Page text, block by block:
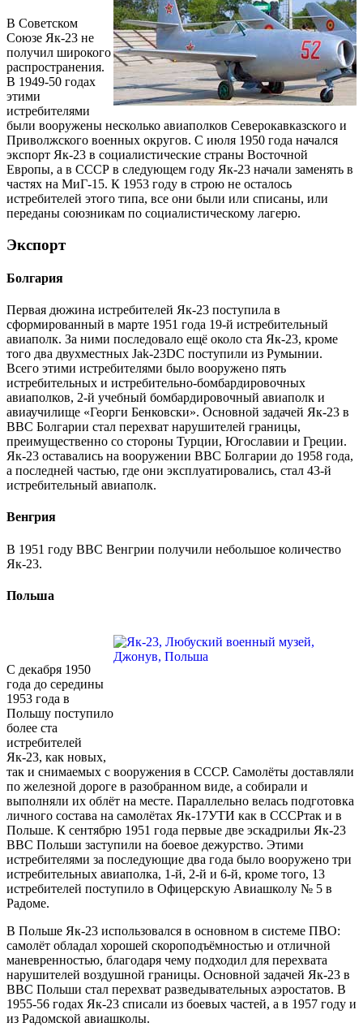
В Советском
Союзе Як-23 не
получил широкого
распространения.
В 1949-50 годах
этими
истребителями
были вооружены несколько авиаполков Северокавказского и
Приволжского военных округов. С июля 1950 года начался
экспорт Як-23 в социалистические страны Восточной
Европы, а в СССР в следующем году Як-23 начали заменять в
частях на МиГ-15. К 1953 году в строю не осталось
истребителей этого типа, все они были или списаны, или
переданы союзникам по социалистическому лагерю.
Экспорт
Болгария
Первая дюжина истребителей Як-23 поступила в
сформированный в марте 1951 года 19-й истребительный
авиаполк. За ними последовало ещё около ста Як-23, кроме
того два двухместных Jak-23DC поступили из Румынии.
Всего этими истребителями было вооружено пять
истребительных и истребительно-бомбардировочных
авиаполков, 2-й учебный бомбардировочный авиаполк и
авиаучилище «Георги Бенковски». Основной задачей Як-23 в
ВВС Болгарии стал перехват нарушителей границы,
преимущественно со стороны Турции, Югославии и Греции.
Як-23 оставались на вооружении ВВС Болгарии до 1958 года,
а последней частью, где они эксплуатировались, стал 43-й
истребительный авиаполк.
Венгрия
В 1951 году ВВС Венгрии получили небольшое количество
Як-23.
Польша
С декабря 1950
года до середины
1953 года в
Польшу поступило
более ста
истребителей
Як-23, как новых,
так и снимаемых с вооружения в СССР. Самолёты доставляли
по железной дороге в разобранном виде, а собирали и
выполняли их облёт на месте. Параллельно велась подготовка
личного состава на самолётах Як-17УТИ как в СССРтак и в
Польше. К сентябрю 1951 года первые две эскадрильи Як-23
ВВС Польши заступили на боевое дежурство. Этими
истребителями за последующие два года было вооружено три
истребительных авиаполка, 1-й, 2-й и 6-й, кроме того, 13
истребителей поступило в Офицерскую Авиашколу № 5 в
Радоме.
В Польше Як-23 использовался в основном в системе ПВО:
самолёт обладал хорошей скороподъёмностью и отличной
маневренностью, благодаря чему подходил для перехвата
нарушителей воздушной границы. Основной задачей Як-23 в
ВВС Польши стал перехват разведывательных аэростатов. В
1955-56 годах Як-23 списали из боевых частей, а в 1957 году и
из Радомской авиашколы.